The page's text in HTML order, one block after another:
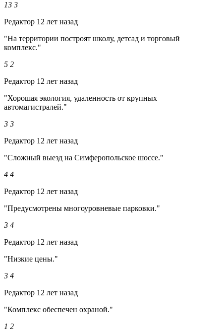
13 3
Редактор 12 лет назад
"На территории построят школу, детсад и торговый
комплекс."
5 2
Редактор 12 лет назад
"Хорошая экология, удаленность от крупных
автомагистралей."
3 3
Редактор 12 лет назад
"Сложный выезд на Симферопольское шоссе."
4 4
Редактор 12 лет назад
"Предусмотрены многоуровневые парковки."
3 4
Редактор 12 лет назад
"Низкие цены."
3 4
Редактор 12 лет назад
"Комплекс обеспечен охраной."
1 2